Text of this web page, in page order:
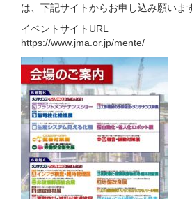
は、下記サイトからお申し込み願いま
イベントサイトURL
https://www.jma.or.jp/mente/